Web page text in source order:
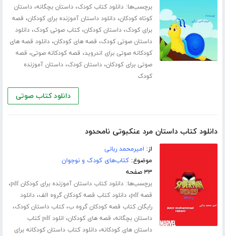
برچسب‌ها:دانلود کتاب کودک،داستان بچگانه،داستان
کوتاه کودکان،دانلود داستان آموزنده برای کودکان، قصه
برای کودک،داستان کودکان،کتاب صوتی کودک،دانلود
داستان صوتی کودک، قصه های کودکان،دانلود قصه های
کودکانه صوتی برای اندروید، قصه کودکانه صوتی، قصه
صوتی برای کودکان،داستان کودک،داستان آموزنده
کودک
دانلود کتاب صوتی
دانلود کتاب داستان مرد عنکبوتی نامحدود
از: امیرمحمد ربانی
موضوع:کتاب‌های کودک و نوجوان
۳۳ صفحه
برچسب‌ها:دانلود کتاب داستان آموزنده برای کودکان pdf ،
قصه pdf ،دانلود کتاب قصه کودکان گروه الف،دانلود
رایگان کتاب قصه کودکان گروه ب،کتاب داستان کودک،
داستان بچگانه، قصه های کودکان،
انلود pdf کتاب
داستان های کودکانه،دانلود کتاب داستان کودکانه برای